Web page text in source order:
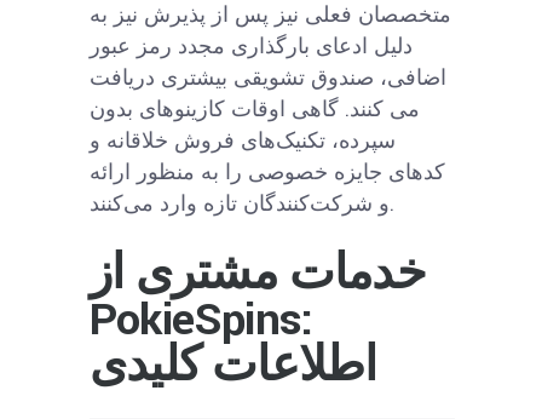
متخصصان فعلی نیز پس از پذیرش نیز به
دلیل ادعای بارگذاری مجدد رمز عبور
اضافی، صندوق تشویقی بیشتری دریافت
می کنند. گاهی اوقات کازینوهای بدون
سپرده، تکنیک‌های فروش خلاقانه و
کدهای جایزه خصوصی را به منظور ارائه
و شرکت‌کنندگان تازه وارد می‌کنند.
خدمات مشتری از
PokieSpins:
اطلاعات کلیدی